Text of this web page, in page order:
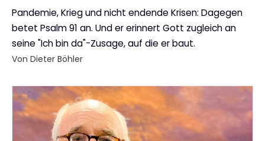
Pandemie, Krieg und nicht endende Krisen: Dagegen
betet Psalm 91 an. Und er erinnert Gott zugleich an
seine "Ich bin da"-Zusage, auf die er baut.
Von Dieter Böhler